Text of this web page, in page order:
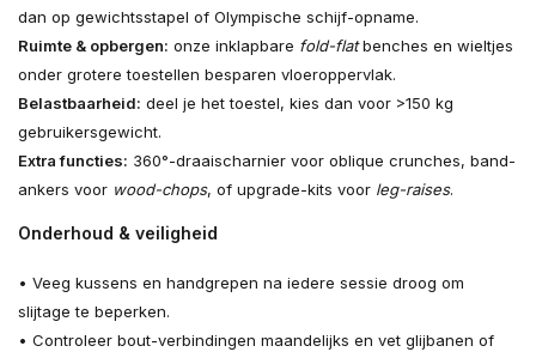
dan op gewichtsstapel of Olympische schijf-opname.
Ruimte & opbergen: onze inklapbare fold-flatbenches en wieltjes
onder grotere toestellen besparen vloeroppervlak.
Belastbaarheid: deel je het toestel, kies dan voor >150 kg
gebruikersgewicht.
Extra functies: 360°-draaischarnier voor oblique crunches, band-
ankers voor wood-chops, of upgrade-kits voor leg-raises.
Onderhoud & veiligheid
• Veeg kussens en handgrepen na iedere sessie droog om
slijtage te beperken.
• Controleer bout-verbindingen maandelijks en vet glijbanen of